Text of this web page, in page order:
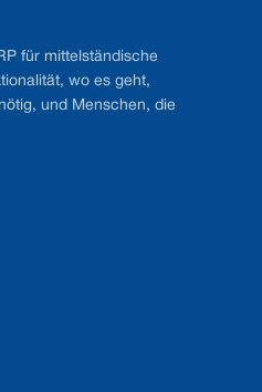
für mittelständische
wo es geht,
und Menschen, die